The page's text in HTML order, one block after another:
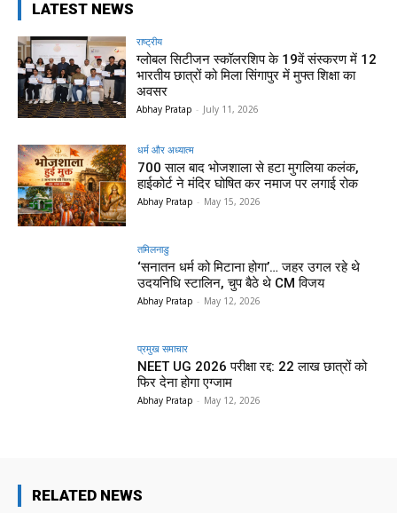
LATEST NEWS
राष्ट्रीय
ग्लोबल सिटीजन स्कॉलरशिप के 19वें संस्करण में 12
भारतीय छात्रों को मिला सिंगापुर में मुफ्त शिक्षा का
अवसर
Abhay Pratap - July 11, 2026
धर्म और अध्यात्म
700 साल बाद भोजशाला से हटा मुगलिया कलंक,
हाईकोर्ट ने मंदिर घोषित कर नमाज पर लगाई रोक
Abhay Pratap - May 15, 2026
तमिलनाडु
‘सनातन धर्म को मिटाना होगा’… जहर उगल रहे थे
उदयनिधि स्टालिन, चुप बैठे थे CM विजय
Abhay Pratap - May 12, 2026
प्रमुख समाचार‎
NEET UG 2026 परीक्षा रद्द: 22 लाख छात्रों को
फिर देना होगा एग्जाम
Abhay Pratap - May 12, 2026
RELATED NEWS